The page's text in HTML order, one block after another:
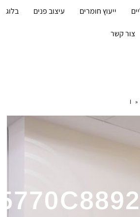
ייעוץ חומרים עיצוב פנים בלוג
צור קשר
»